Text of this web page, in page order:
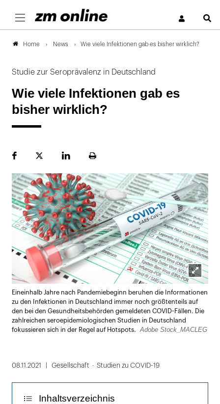
Home News Wie viele Infektionen gab es bisher wirklich?
Studie zur Seroprävalenz in Deutschland
Wie viele Infektionen gab es
bisher wirklich?
FacebookPlattformLinekdInSeite
Lightbox
öffnen
Eineinhalb Jahre nach Pandemiebeginn beruhen die Informationen
zu den Infektionen in Deutschland immer noch größtenteils auf
den bei den Gesundheitsbehörden gemeldeten COVID-Fällen. Die
zahlreichen seroepidemiologischen Studien in Deutschland
fokussieren sich in der Regel auf Hotspots.
Adobe Stock_MACLEG
08.11.2021 Gesellschaft Studien zu COVID-19
Inhaltsverzeichnis